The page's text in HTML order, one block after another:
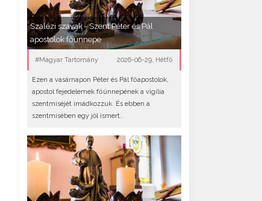
Szalézi szavak - Szent Péter és Pál
apostolok főünnepe
#Magyar Tartomány 2026-06-29, Hétfő
Ezen a vasárnapon Péter és Pál főapostolok,
apostol fejedelemek főünnepének a vigília
szentmiséjét imádkozzuk. És ebben a
szentmisében egy jól ismert..